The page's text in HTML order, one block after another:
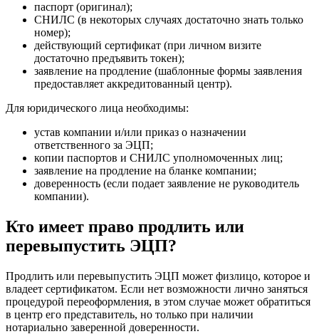
паспорт (оригинал);
СНИЛС (в некоторых случаях достаточно знать только
номер);
действующий сертификат (при личном визите
достаточно предъявить токен);
заявление на продление (шаблонные формы заявления
предоставляет аккредитованный центр).
Для юридического лица необходимы:
устав компании и/или приказ о назначении
ответственного за ЭЦП;
копии паспортов и СНИЛС уполномоченных лиц;
заявление на продление на бланке компании;
доверенность (если подает заявление не руководитель
компании).
Кто имеет право продлить или
перевыпустить ЭЦП?
Продлить или перевыпустить ЭЦП может физлицо, которое и
владеет сертификатом. Если нет возможности лично заняться
процедурой переоформления, в этом случае может обратиться
в центр его представитель, но только при наличии
нотариально заверенной доверенности.